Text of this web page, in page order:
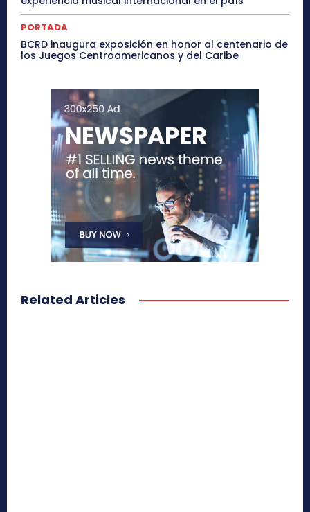
PORTADA
BCRD inaugura exposición en honor al centenario de
los Juegos Centroamericanos y del Caribe
Related Articles